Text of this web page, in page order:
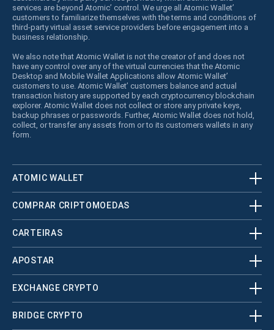
services are beyond Atomic’ control. We urge all Atomic Wallet’
customers to familiarize themselves with the terms and conditions of
third-party virtual asset service providers before engagement into a
business relationship.
We also note that Atomic Wallet is not the creator of and does not
have any control over any of the virtual currencies that the Atomic
Desktop and Mobile Wallet Applications allow Atomic Wallet’
customers to use. Atomic Wallet’ customers balance and actual
transaction history are supported by each cryptocurrency blockchain
explorer. Atomic Wallet does not collect or store any private keys,
backup phrases or passwords. Further, Atomic Wallet does not hold,
collect, or transfer any assets from or to its customers wallets in any
form.
ATOMIC WALLET
COMPRAR CRIPTOMOEDAS
CARTEIRAS
APOSTAR
EXCHANGE CRYPTO
BRIDGE CRYPTO